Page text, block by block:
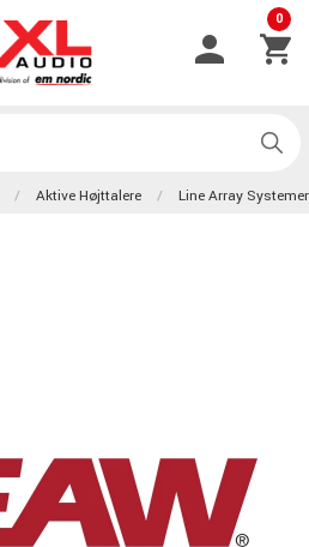
0
Aktive Højttalere Line Array Systemer